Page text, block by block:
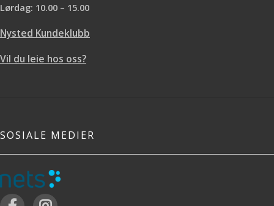
Lørdag: 10.00 – 15.00
Nysted Kundeklubb
Vil du leie hos oss?
SOSIALE MEDIER